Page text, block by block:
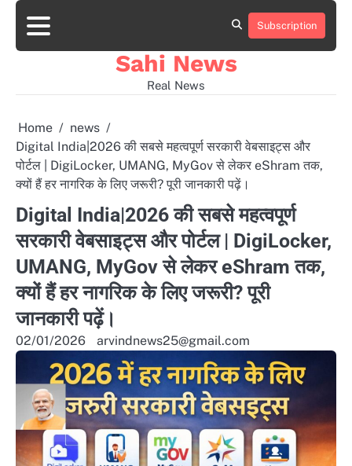
Skip
content
Home
news
viral
sports
desi
Subscription
Sahi News
Real News
Home
news
Digital India|2026 की सबसे महत्वपूर्ण सरकारी वेबसाइट्स और
पोर्टल | DigiLocker, UMANG, MyGov से लेकर eShram तक,
क्यों हैं हर नागरिक के लिए जरूरी? पूरी जानकारी पढ़ें।
Digital India|2026 की सबसे महत्वपूर्ण
सरकारी वेबसाइट्स और पोर्टल | DigiLocker,
UMANG, MyGov से लेकर eShram तक,
क्यों हैं हर नागरिक के लिए जरूरी? पूरी
जानकारी पढ़ें।
02/01/2026 arvindnews25@gmail.com